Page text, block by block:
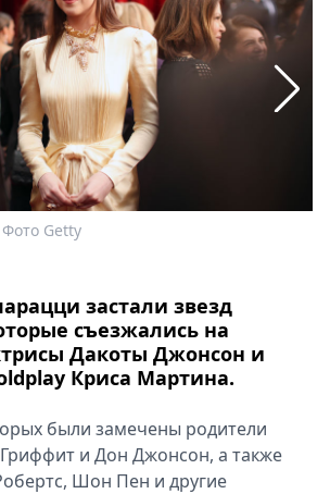
Getty
застали звезд
съезжались на
Дакоты Джонсон и
Криса Мартина.
были замечены родители
и Дон Джонсон, а также
Шон Пен и другие